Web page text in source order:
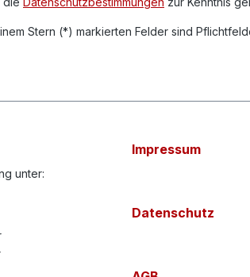
Stern (*) markierten Felder sind
unter:
Impressum
Datenschutz